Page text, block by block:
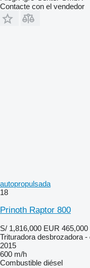
Contacte con el vendedor
autopropulsada
18
Prinoth Raptor 800
S/ 1,816,000 EUR 465,000
Trituradora desbrozadora
2015
600 m/h
Combustible diésel